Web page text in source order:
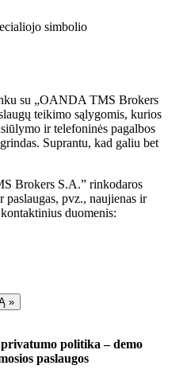
simbolio
su „OANDA TMS Brokers
teikimo sąlygomis, kurios
ir telefoninės pagalbos
Suprantu, kad galiu bet
Brokers S.A.” rinkodaros
pvz., naujienas ir
duomenis:
»
politika – demo
paslaugos